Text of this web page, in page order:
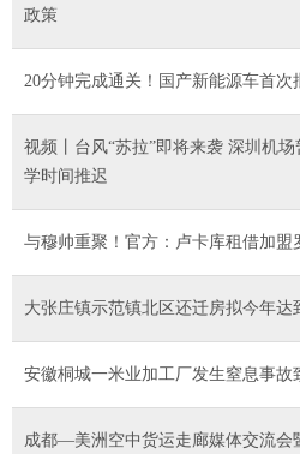
政策
20分钟完成通关！国产新能源车首次
视频丨台风“苏拉”即将来袭 深圳机
学时间推迟
与穆帅重聚！官方：卢卡库租借加盟
大张庄镇示范镇北区还迁房拟今年达
安徽桐城一米业加工厂发生窒息事故
成都—美洲空中货运走廊媒体交流会